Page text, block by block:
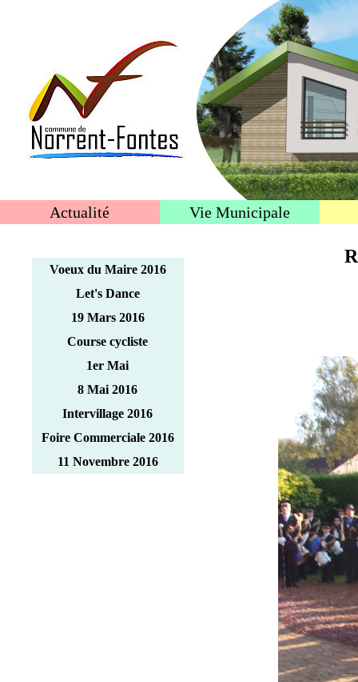
Actualité Vie Municipale
Voeux du Maire 2016
Let's Dance
19 Mars 2016
Course cycliste
1er Mai
8 Mai 2016
Intervillage 2016
Foire Commerciale 2016
11 Novembre 2016